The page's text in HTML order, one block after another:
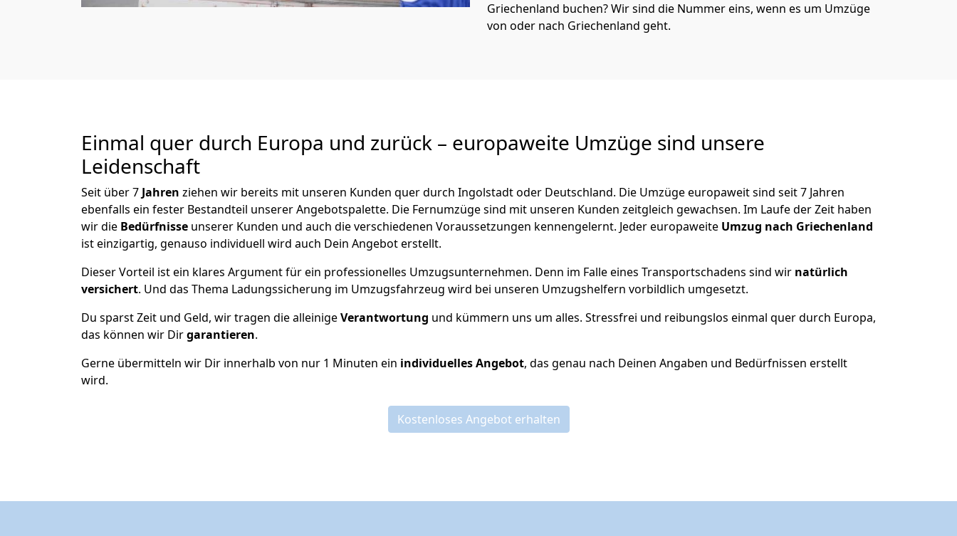
Griechenland buchen? Wir sind die Nummer eins, wenn es um Umzüge
von oder nach Griechenland geht.
Einmal quer durch Europa und zurück – europaweite Umzüge sind unsere
Leidenschaft
Seit über7 Jahren ziehen wir bereits mit unseren Kunden quer durch Ingolstadtoder Deutschland. Die Umzüge europaweit sind seit7 Jahren
ebenfalls ein fester Bestandteil unserer Angebotspalette. Die Fernumzüge sind mit unseren Kunden zeitgleich gewachsen. Im Laufe der Zeit haben
wir die Bedürfnisse unserer Kunden und auch die verschiedenen Voraussetzungen kennengelernt. Jeder europaweite Umzug nach Griechenland
ist einzigartig, genauso individuell wird auch Dein Angebot erstellt.
Dieser Vorteil ist ein klares Argument für ein professionelles Umzugsunternehmen. Denn im Falle eines Transportschadens sind wir natürlich
versichert. Und das Thema Ladungssicherung im Umzugsfahrzeug wird bei unseren Umzugshelfern vorbildlich umgesetzt.
Du sparst Zeit und Geld, wir tragen die alleinigeVerantwortung und kümmern uns um alles. Stressfrei und reibungslos einmal quer durch Europa,
das können wir Dirgarantieren.
Gerne übermitteln wir Dir innerhalb von nur 1 Minuten ein individuelles Angebot, das genau nach Deinen Angaben und Bedürfnissen erstellt
wird.
Kostenloses Angebot erhalten